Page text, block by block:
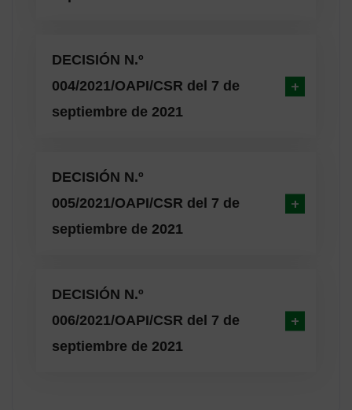
DECISIÓN N.º
004/2021/OAPI/CSR del 7 de
septiembre de 2021
DECISIÓN N.º
005/2021/OAPI/CSR del 7 de
septiembre de 2021
DECISIÓN N.º
006/2021/OAPI/CSR del 7 de
septiembre de 2021